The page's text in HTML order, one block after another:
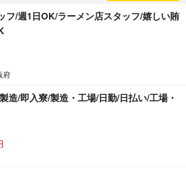
フ/週1日OK/ラーメン店スタッフ/嬉しい賄
府
造/即入寮/製造・工場/日勤/日払い/工場・